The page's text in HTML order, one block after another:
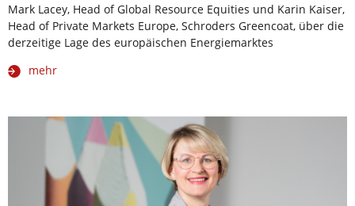
Mark Lacey, Head of Global Resource Equities und Karin Kaiser,
Head of Private Markets Europe, Schroders Greencoat, über die
derzeitige Lage des europäischen Energiemarktes
mehr